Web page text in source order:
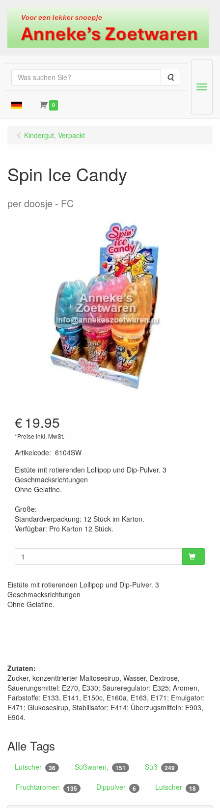
Suche
0
Menu
Kindergut, Verpackt
Spin Ice Candy
per doosje FC
€19.95
*Preise inkl. MwSt.
Artikelcode: 6104SW
Eistüte mit rotierenden Lollipop und Dip-Pulver. 3
Geschmacksrichtungen
Ohne Gelatine.
Größe:
Standardverpackung: 12 Stück im Karton.
Verfügbar: Pro Karton 12 Stück.
Eistüte mit rotierenden Lollipop und Dip-Pulver. 3
Geschmacksrichtungen
Ohne Gelatine.
Zutaten:
Zucker, konzenttrierter Maltosesirup, Wasser, Dextrose,
Säuerungsmittel: E270, E330; Säureregulator: E325; Aromen,
Farbstoffe: E133, E141, E150c, E160a, E163, E171; Emulgator:
E471; Glukosesirup, Stabilisator: E414; Überzugsmitteln: E903,
E904.
Alle Tags
Lutscher 36 Süßwaren, 151 Süß 249
Fruchtaromen 135 Dippulver 6 Lutscher 18